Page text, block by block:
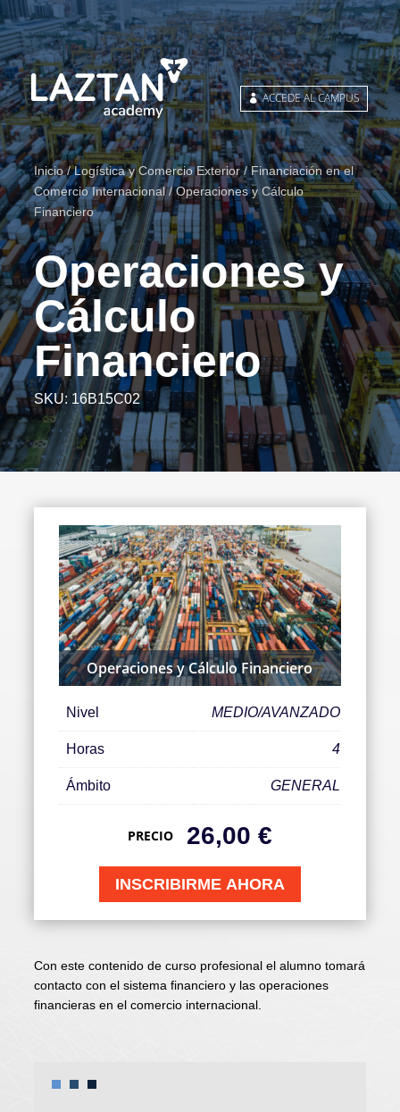
ACCEDE AL CAMPUS
Inicio/Logística y Comercio Exterior/Financiación en el
Comercio Internacional/ Operaciones y Cálculo
Financiero
Operaciones y
Cálculo
Financiero
SKU: 16B15C02
Con este contenido de curso profesional el alumno tomará
contacto con el sistema financiero y las operaciones
financieras en el comercio internacional.
Operaciones y Cálculo Financiero
Nivel MEDIO/AVANZADO
Horas 4
Ámbito GENERAL
PRECIO 26,00 €
INSCRIBIRME AHORA